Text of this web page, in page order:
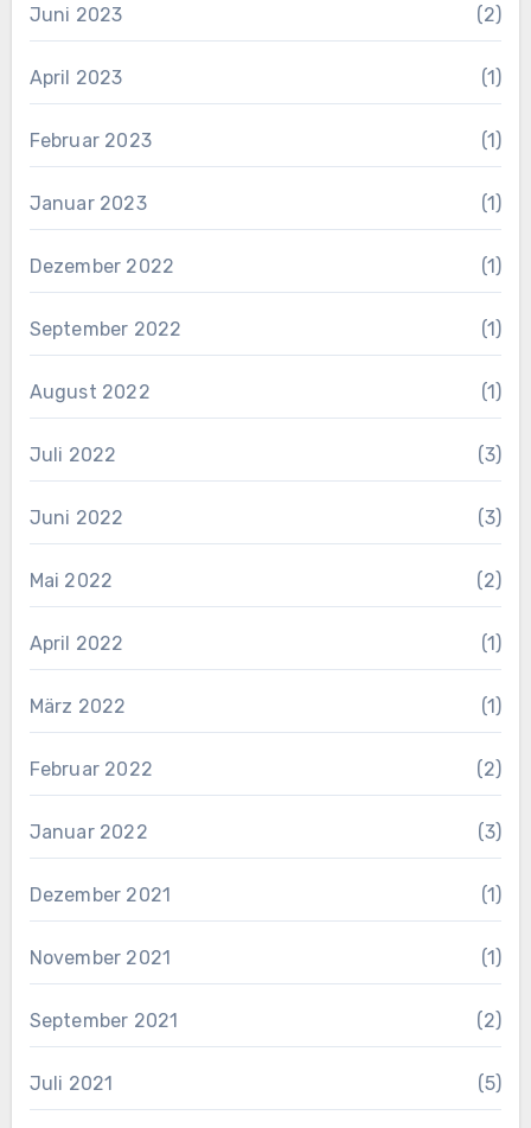
Juni 2023 (2)
April 2023 (1)
Februar 2023 (1)
Januar 2023 (1)
Dezember 2022 (1)
September 2022 (1)
August 2022 (1)
Juli 2022 (3)
Juni 2022 (3)
Mai 2022 (2)
April 2022 (1)
März 2022 (1)
Februar 2022 (2)
Januar 2022 (3)
Dezember 2021 (1)
November 2021 (1)
September 2021 (2)
Juli 2021 (5)